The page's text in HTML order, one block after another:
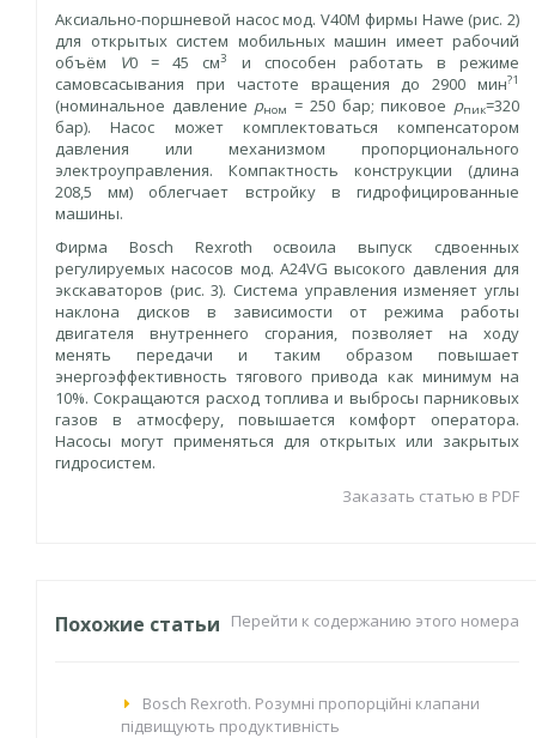
Аксиально-поршневой насос мод. V40M фирмы Hawe (рис. 2)
для открытых систем мобильных машин имеет рабочий
объём
V0 = 45 см3
и способен работать в режиме
самовсасывания при частоте вращения до 2900 мин?1
(номинальное давление рном = 250 бар; пиковое рпик=320
бар). Насос может комплектоваться компенсатором
давления или механизмом пропорционального
электроуправления. Компактность конструкции (длина
208,5 мм) облегчает встройку в гидрофицированные
машины.
Фирма Bosch Rexroth освоила выпуск сдвоенных
регулируемых насосов мод. A24VG высокого давления для
экскаваторов (рис. 3). Система управления изменяет углы
наклона дисков в зависимости от режима работы
двигателя внутреннего сгорания, позволяет на ходу
менять передачи и таким образом повышает
энергоэффективность тягового привода как минимум на
10%. Сокращаются расход топлива и выбросы парниковых
газов в атмосферу, повышается комфорт оператора.
Насосы могут применяться для открытых или закрытых
гидросистем.
Заказать статью в PDF
Похожие статьи Перейти к содержанию этого номера
Bosch Rexroth. Розумні пропорційні клапани
підвищують продуктивність